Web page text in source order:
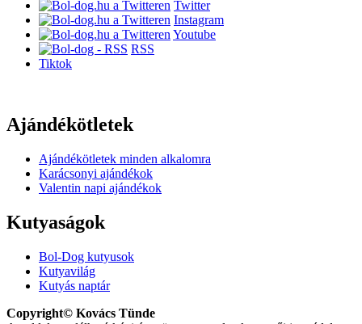
Twitter
Instagram
Youtube
RSS
Tiktok
Ajándékötletek
Ajándékötletek minden alkalomra
Karácsonyi ajándékok
Valentin napi ajándékok
Kutyaságok
Bol-Dog kutyusok
Kutyavilág
Kutyás naptár
Copyright© Kovács Tünde